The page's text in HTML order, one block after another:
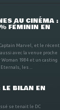
AU CINÉMA :
FÉMININ EN
Marvel, et le récent
avec la venue proche
1984 et un casting
les ...
LE BILAN EN
se tenait le DC